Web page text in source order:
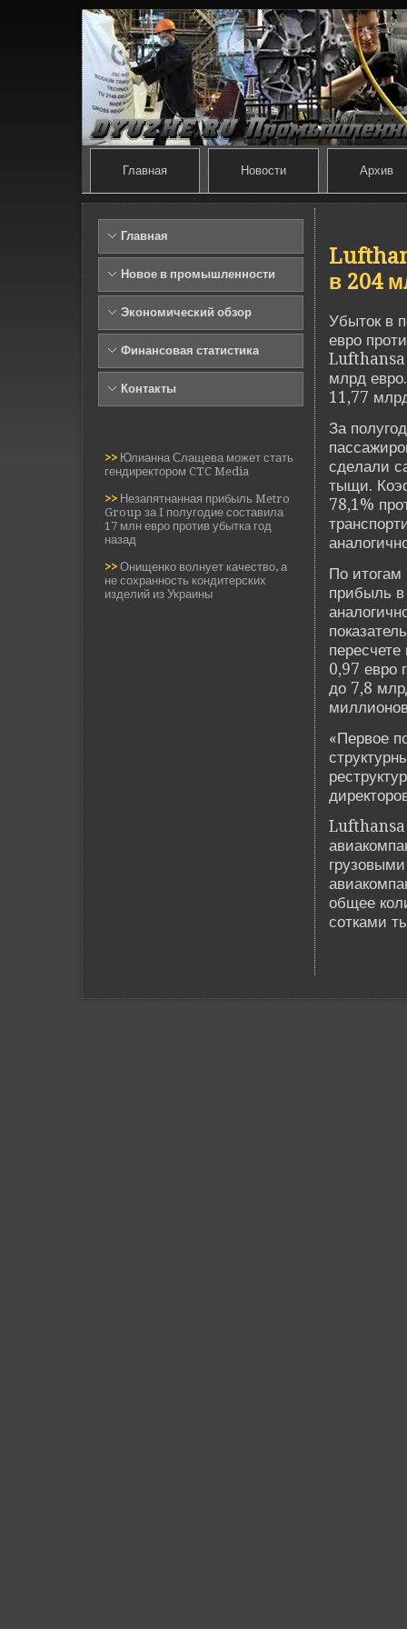
Главная Новости Архив
Главная
Новое в промышленности
Экономический обзор
Финансовая статистика
Контакты
>> Юлианна Слащева может стать
гендиректором CTC Media
>> Незапятнанная прибыль Metro
Group за I полугодие составила
17 млн евро против убытка год
назад
>> Онищенко волнует качество, а
не сохранность кондитерских
изделий из Украины
в 204
Убыток в
евро
Lufthansa
млрд
11,77
За
сде­лали
тыщи.
78,1%
По итогам
прибыль
0,97 евро
до 7,8
«Первое
Lufthansa
общее
сотками